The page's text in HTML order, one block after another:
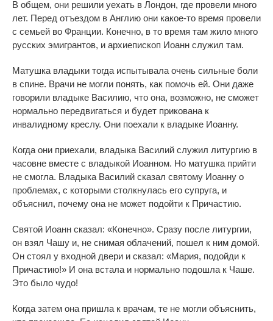
В общем, они решили уехать в Лондон, где провели много
лет. Перед отъездом в Англию они какое-то время провели
с семьей во Франции. Конечно, в то время там жило много
русских эмигрантов, и архиепископ Иоанн служил там.
Матушка владыки тогда испытывала очень сильные боли
в спине. Врачи не могли понять, как помочь ей. Они даже
говорили владыке Василию, что она, возможно, не сможет
нормально передвигаться и будет прикована к
инвалидному креслу. Они поехали к владыке Иоанну.
Когда они приехали, владыка Василий служил литургию в
часовне вместе с владыкой Иоанном. Но матушка прийти
не смогла. Владыка Василий сказал святому Иоанну о
проблемах, с которыми столкнулась его супруга, и
объяснил, почему она не может подойти к Причастию.
Святой Иоанн сказал: «Конечно». Сразу после литургии,
он взял Чашу и, не снимая облачений, пошел к ним домой.
Он стоял у входной двери и сказал: «Мария, подойди к
Причастию!» И она встала и нормально подошла к Чаше.
Это было чудо!
Когда затем она пришла к врачам, те не могли объяснить,